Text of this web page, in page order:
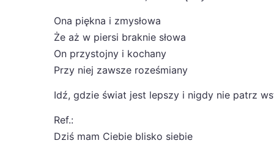
Ona piękna i zmysłowa
Że aż w piersi braknie słowa
On przystojny i kochany
Przy niej zawsze roześmiany
Idź, gdzie świat jest lepszy i nigdy nie patrz
Ref.:
Dziś mam Ciebie blisko siebie